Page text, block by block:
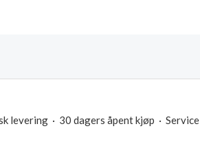
levering · 30 dagers åpent kjøp ·